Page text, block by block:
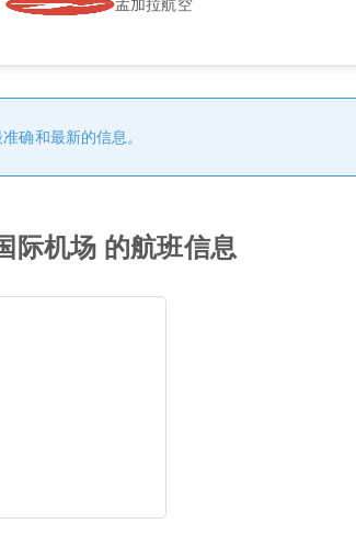
孟加拉航空
确和最新的信息。
机场 的航班信息